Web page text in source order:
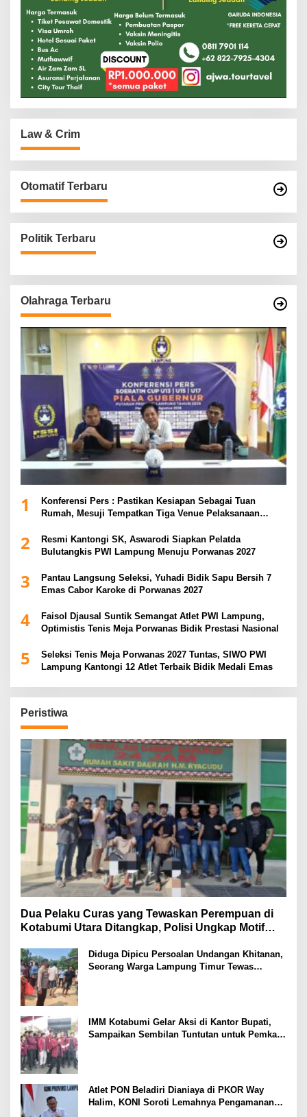
Law & Crim
Otomatif Terbaru
Politik Terbaru
Olahraga Terbaru
1
Konferensi Pers : Pastikan Kesiapan Sebagai Tuan
Rumah, Mesuji Tempatkan Tiga Venue Pelaksanaan
2
Resmi Kantongi SK, Aswarodi Siapkan Pelatda
Bulutangkis PWI Lampung Menuju Porwanas 2027
3
Pantau Langsung Seleksi, Yuhadi Bidik Sapu Bersih 7
Emas Cabor Karoke di Porwanas 2027
4
Faisol Djausal Suntik Semangat Atlet PWI Lampung,
Optimistis Tenis Meja Porwanas Bidik Prestasi Nasional
5
Seleksi Tenis Meja Porwanas 2027 Tuntas, SIWO PWI
Lampung Kantongi 12 Atlet Terbaik Bidik Medali Emas
Peristiwa
Dua Pelaku Curas yang Tewaskan Perempuan di
Kotabumi Utara Ditangkap, Polisi Ungkap Motif
Diduga Dipicu Persoalan Undangan Khitanan,
Seorang Warga Lampung Timur Tewas
IMM Kotabumi Gelar Aksi di Kantor Bupati,
Sampaikan Sembilan Tuntutan untuk Pemkab
Atlet PON Beladiri Dianiaya di PKOR Way
Halim, KONI Soroti Lemahnya Pengamanan